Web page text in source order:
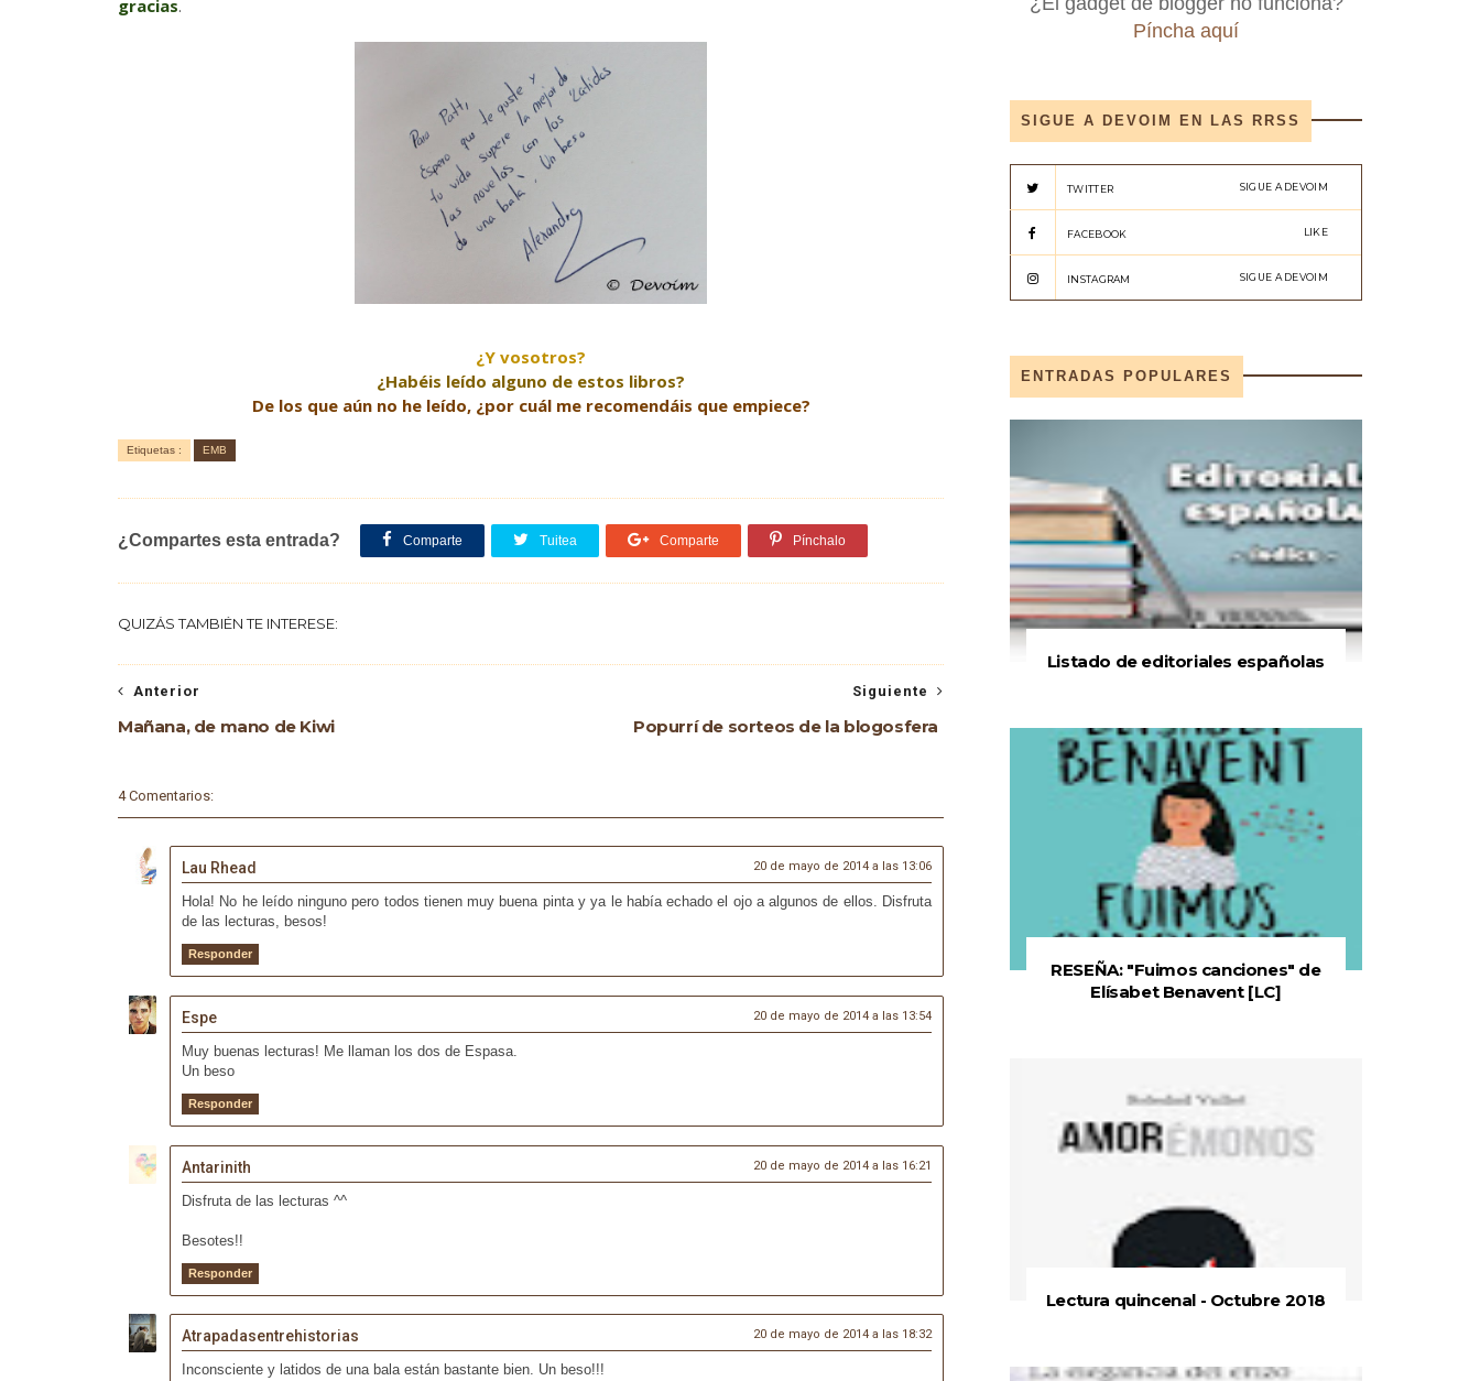
gracias.
¿Y vosotros?
¿Habéis leído alguno de estos libros?
De los que aún no he leído, ¿por cuál me recomendáis que empiece?
Etiquetas : EMB
¿Compartes esta entrada? Comparte Tuitea Comparte Pínchalo
QUIZÁS TAMBIÉN TE INTERESE:
Siguiente
Popurrí de sorteos de la blogosfera
Anterior
Mañana, de mano de Kiwi
4 Comentarios:
Lau Rhead 20 de mayo de 2014 a las 13:06
Hola! No he leído ninguno pero todos tienen muy buena pinta y ya le había echado el ojo a algunos de ellos. Disfruta
de las lecturas, besos!
Responder
Espe 20 de mayo de 2014 a las 13:54
Muy buenas lecturas! Me llaman los dos de Espasa.
Un beso
Responder
Antarinith 20 de mayo de 2014 a las 16:21
Disfruta de las lecturas ^^
Besotes!!
Responder
Atrapadasentrehistorias 20 de mayo de 2014 a las 18:32
Inconsciente y latidos de una bala están bastante bien. Un beso!!!
Píncha aquí
SIGUE A DEVOIM EN LAS RRSS
TWITTER SIGUE A DEVOIM
FACEBOOK LIKE
INSTAGRAM SIGUE A DEVOIM
ENTRADAS POPULARES
Listado de editoriales españolas
RESEÑA: "Fuimos canciones" de
Elísabet Benavent [LC]
Lectura quincenal - Octubre 2018